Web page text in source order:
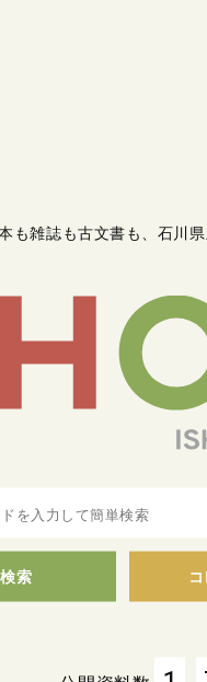
も雑誌も古文書も 石川
索